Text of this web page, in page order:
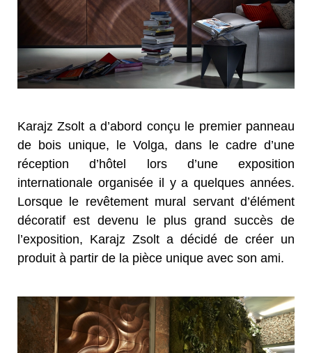
Karajz Zsolt a d’abord conçu le premier panneau
de bois unique, le Volga, dans le cadre d’une
réception d’hôtel lors d’une exposition
internationale organisée il y a quelques années.
Lorsque le revêtement mural servant d’élément
décoratif est devenu le plus grand succès de
l’exposition, Karajz Zsolt a décidé de créer un
produit à partir de la pièce unique avec son ami.